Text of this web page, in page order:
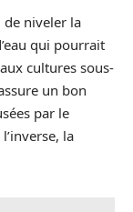
de niveler la
qui pourrait
cultures sous-
un bon
par le
la